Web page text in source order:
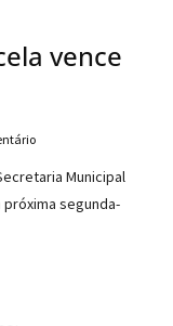
vence
Municipal
próxima segunda-